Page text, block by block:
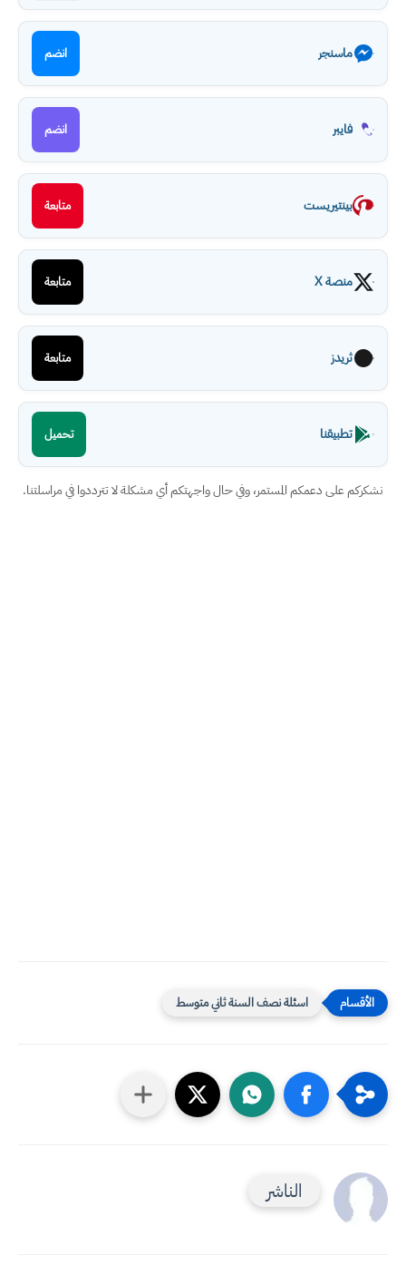
ماسنجر انضم
فايبر انضم
بينتيريست متابعة
منصة X متابعة
ثريدز متابعة
تطبيقنا تحميل
نشكركم على دعمكم المستمر، وفي حال واجهتكم أي مشكلة لا تترددوا في مراسلتنا.
اسئلة نصف السنة ثاني متوسط
الناشر